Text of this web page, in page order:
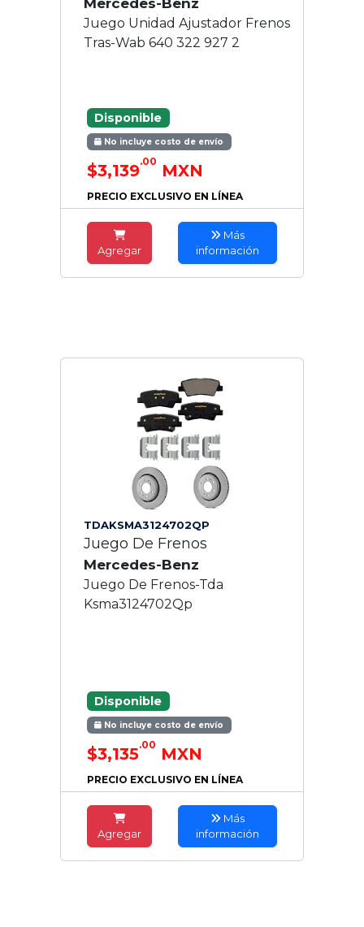
Mercedes-Benz
Juego Unidad Ajustador Frenos
Tras-Wab 640 322 927 2
Disponible
No incluye costo de envío
$3,139.00 MXN
PRECIO EXCLUSIVO EN LÍNEA
Agregar
Más
información
TDAKSMA3124702QP
Juego De Frenos
Mercedes-Benz
Juego De Frenos-Tda
Ksma3124702Qp
Disponible
No incluye costo de envío
$3,135.00 MXN
PRECIO EXCLUSIVO EN LÍNEA
Agregar
Más
información